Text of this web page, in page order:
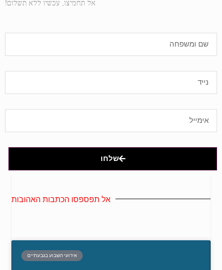
אל תחמיצו, עכשיו ללא תשלום!
שלחו
אל תפספסו הכתבות האהובות
אירועי השבוע בגבעתיים